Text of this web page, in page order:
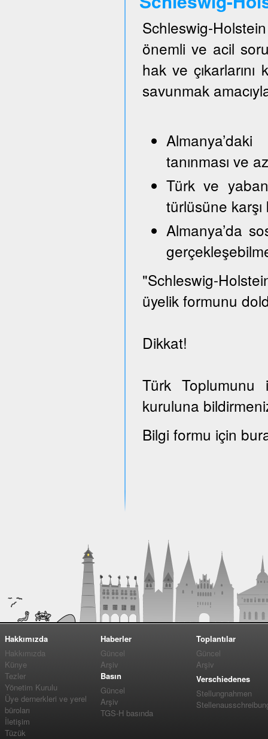
Schleswig-
önemli ve acil
hak ve
savunmak
tanınması ve
Türk ve
türlüsüne
Almanya’da
"Schleswig-
üyelik formunu
Dikkat!
Türk
kuruluna
Bilgi formu için
Hakkımızda
Hakkımızda
Künye
Tezler
Yönetim Kurulu
Üye dernerkleri ve yerel
büroları
İletişim
Tüzük
Haberler
Güncel
Arşiv
Basın
Güncel
Arşiv
TGS-H basında
Toplantılar
Güncel
Arşiv
Verschiedenes
Stellungnahmen